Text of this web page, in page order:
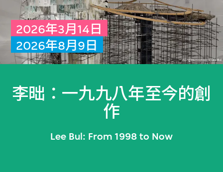
2026年3月14日
2026年8月9日
李昢：一九九八年至今的創
作
Lee Bul: From 1998 to Now